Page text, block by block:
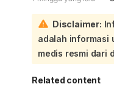
keputihan putih
bisa saja masih
atau mendekati
sedap, tidak gatal,
keluar banyak
kalau bercaknya
Disclaimer:
adalah informasi
medis resmi dari
Related content